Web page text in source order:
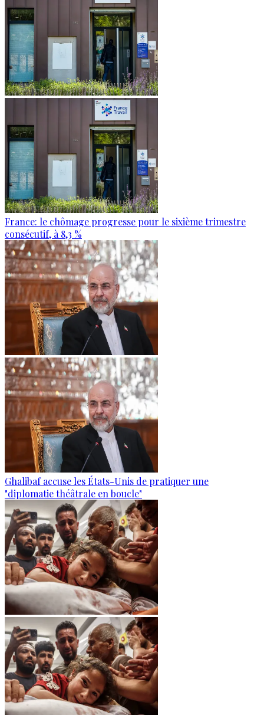
France: le chômage progresse pour le sixième trimestre
consécutif, à 8,3 %
Ghalibaf accuse les États-Unis de pratiquer une
"diplomatie théâtrale en boucle"